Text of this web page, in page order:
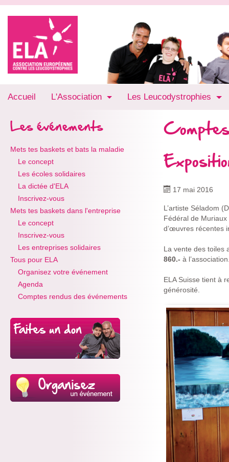
Accueil L'Association Les Leucodystrophies
Les événements
Mets tes baskets et bats la maladie
Le concept
Les écoles solidaires
La dictée d'ELA
Inscrivez-vous
Mets tes baskets dans l'entreprise
Le concept
Inscrivez-vous
Les entreprises solidaires
Tous pour ELA
Organisez votre événement
Agenda
Comptes rendus des événements
17 mai 2016
L’artiste Séladom
Fédéral de Muriaux
d’œuvres récentes
La vente des toiles
860.- à
ELA Suisse tient à
générosité.